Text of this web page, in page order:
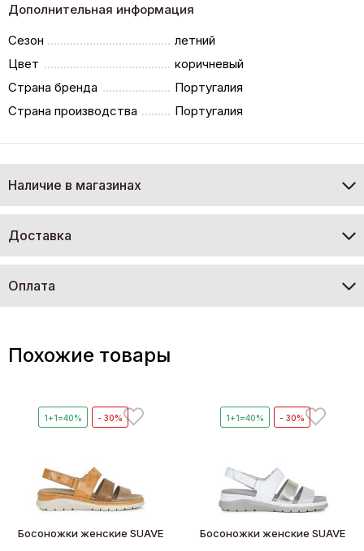
Дополнительная информация
Сезон
летний
Цвет
коричневый
Страна бренда
Португалия
Страна производства
Португалия
Наличие в магазинах
Доставка
Оплата
Похожие товары
1+1=40% - 30%
Босоножки женские SUAVE
1+1=40% - 30%
Босоножки женские SUAVE